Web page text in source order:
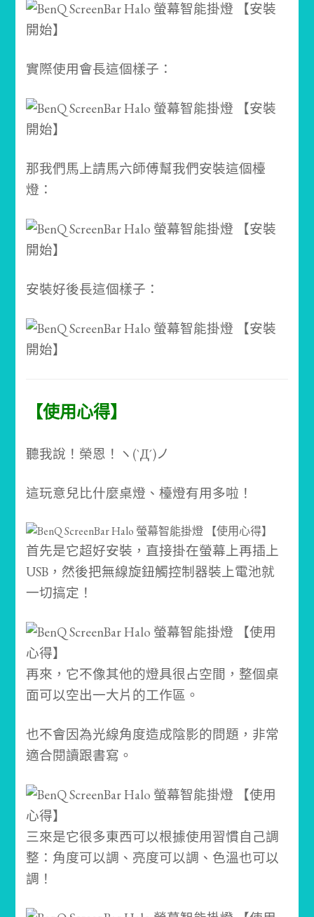
實際使用會長這個樣子：
那我們馬上請馬六師傅幫我們安裝這個檯
燈：
安裝好後長這個樣子：
【使用心得】
聽我說！榮恩！ヽ(`Д´)ノ
這玩意兒比什麼桌燈、檯燈有用多啦！
首先是它超好安裝，直接掛在螢幕上再插上
USB，然後把無線旋鈕觸控制器裝上電池就
一切搞定！
再來，它不像其他的燈具很占空間，整個桌
面可以空出一大片的工作區。
也不會因為光線角度造成陰影的問題，非常
適合閱讀跟書寫。
三來是它很多東西可以根據使用習慣自己調
整：角度可以調、亮度可以調、色溫也可以
調！